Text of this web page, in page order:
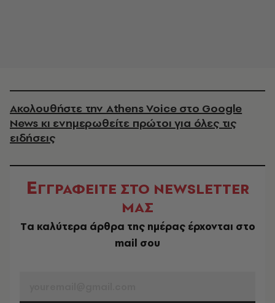
Ακολουθήστε την Athens Voice στο Google
News κι ενημερωθείτε πρώτοι για όλες τις
ειδήσεις
ΕΓΓΡΑΦΕΙΤΕ ΣΤΟ NEWSLETTER
ΜΑΣ
Tα καλύτερα άρθρα της ημέρας έρχονται στο
mail σου